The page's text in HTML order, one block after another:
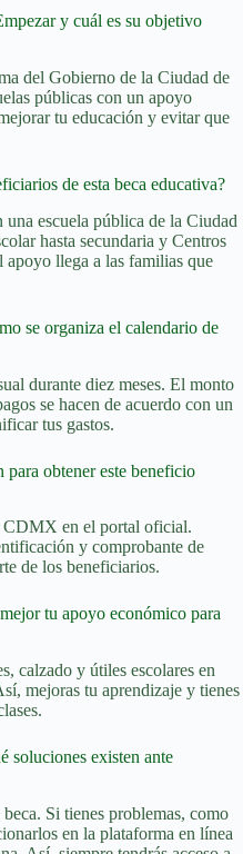
y cuál es su objetivo
del Gobierno de la Ciudad de
públicas con un apoyo
tu educación y evitar que
de esta beca educativa?
una escuela pública de la Ciudad
hasta secundaria y Centros
llega a las familias que
se organiza el calendario de
durante diez meses. El monto
se hacen de acuerdo con un
tus gastos.
obtener este beneficio
CDMX en el portal oficial.
y comprobante de
de los beneficiarios.
tu apoyo económico para
calzado y útiles escolares en
mejoras tu aprendizaje y tienes
soluciones existen ante
Si tienes problemas, como
en la plataforma en línea